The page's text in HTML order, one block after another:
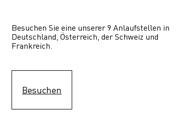
Besuchen Sie eine unserer 9 Anlaufstellen in
Deutschland, Österreich, der Schweiz und
Frankreich.
Besuchen